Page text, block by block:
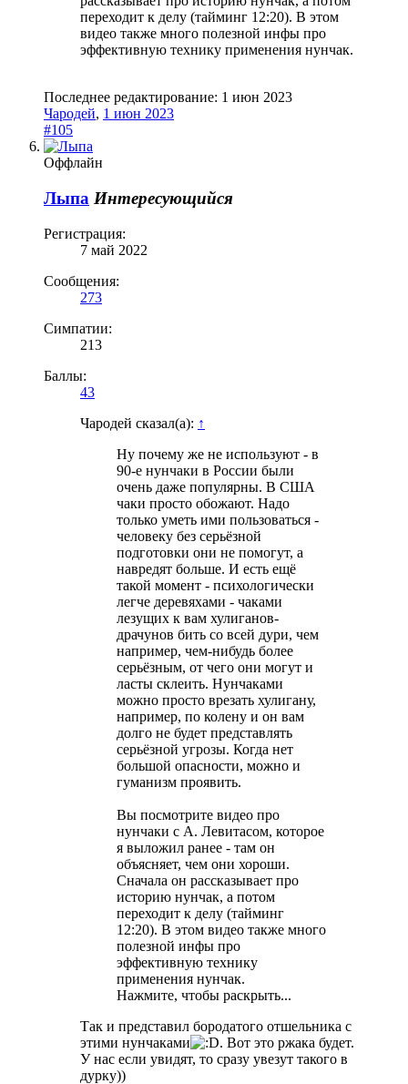
переходит к делу (тайминг 12:20). В этом
видео также много полезной инфы про
эффективную технику применения нунчак.
Последнее редактирование: 1 июн 2023
Чародей, 1 июн 2023
#105
Оффлайн
Лыпа Интересующийся
Регистрация:
7 май 2022
Сообщения:
273
Симпатии:
213
Баллы:
43
Чародей сказал(а): ↑
Ну почему же не используют - в
90-е нунчаки в России были
очень даже популярны. В США
чаки просто обожают. Надо
только уметь ими пользоваться -
человеку без серьёзной
подготовки они не помогут, а
навредят больше. И есть ещё
такой момент - психологически
легче деревяхами - чаками
лезущих к вам хулиганов-
драчунов бить со всей дури, чем
например, чем-нибудь более
серьёзным, от чего они могут и
ласты склеить. Нунчаками
можно просто врезать хулигану,
например, по колену и он вам
долго не будет представлять
серьёзной угрозы. Когда нет
большой опасности, можно и
гуманизм проявить.
Вы посмотрите видео про
нунчаки с А. Левитасом, которое
я выложил ранее - там он
объясняет, чем они хороши.
Сначала он рассказывает про
историю нунчак, а потом
переходит к делу (тайминг
12:20). В этом видео также много
полезной инфы про
эффективную технику
применения нунчак.
Нажмите, чтобы раскрыть...
Так и представил бородатого отшельника с
этими нунчаками
. Вот это ржака будет.
У нас если увидят, то сразу увезут такого в
дурку))